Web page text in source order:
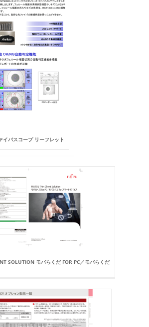
バスコープ リーフレット
SOLUTION モバらくだ FOR PC／モバらくだ